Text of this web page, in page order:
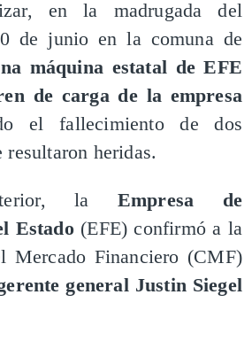
en la madrugada del
de junio en la comuna de
máquina estatal de EFE
de carga de la empresa
el fallecimiento de dos
resultaron heridas.
la Empresa de
Estado(EFE) confirmó a la
Mercado Financiero (CMF)
general Justin Siegel